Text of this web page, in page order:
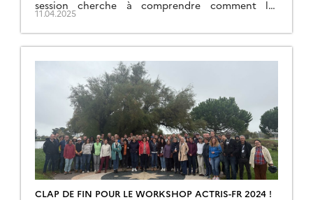
session cherche à comprendre comment les
infrastructures de recherche en environnement et
le secteur privé peuvent mieux collaborer […]
11.04.2025
CLAP DE FIN POUR LE WORKSHOP ACTRIS-FR 2024 !